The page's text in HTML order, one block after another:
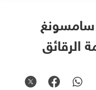
الرقائق